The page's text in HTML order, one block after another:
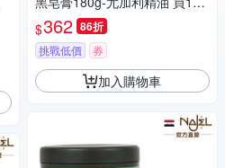
$362 86折
挑戰低價 券
加入購物車